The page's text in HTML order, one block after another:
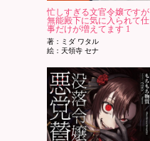
忙しすぎる文官令嬢ですが
無能殿下に気に入られて仕
事だけが増えてます 1
著：ミダ ワタル
絵：天領寺 セナ